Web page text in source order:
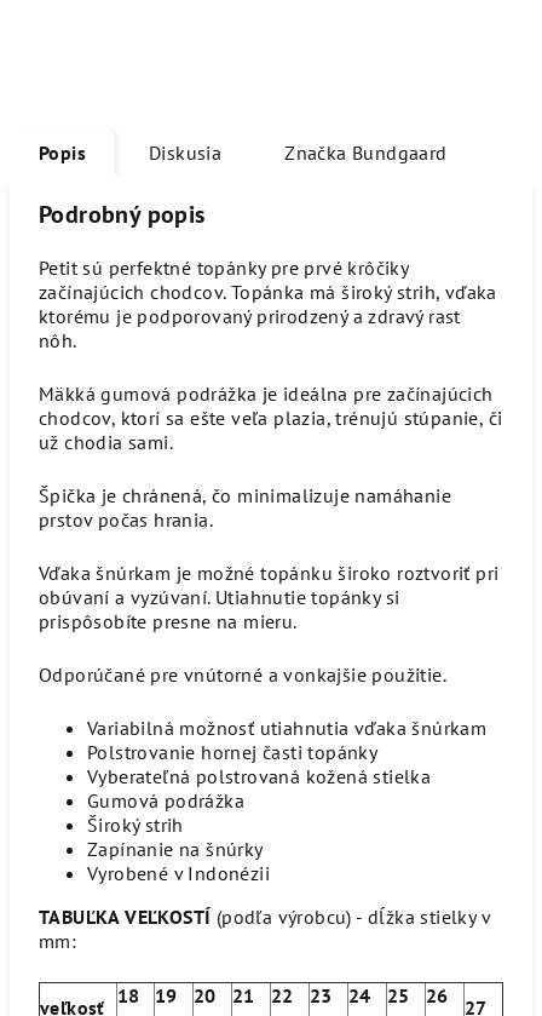
Popis Diskusia Značka Bundgaard
Podrobný popis
Petit sú perfektné topánky pre prvé krôčiky
začínajúcich chodcov. Topánka má široký strih, vďaka
ktorému je podporovaný prirodzený a zdravý rast
nôh.
Mäkká gumová podrážka je ideálna pre začínajúcich
chodcov, ktorí sa ešte veľa plazia, trénujú stúpanie, či
už chodia sami.
Špička je chránená, čo minimalizuje namáhanie
prstov počas hrania.
Vďaka šnúrkam je možné topánku široko roztvoriť pri
obúvaní a vyzúvaní. Utiahnutie topánky si
prispôsobíte presne na mieru.
Odporúčané pre vnútorné a vonkajšie použitie.
Variabilná možnosť utiahnutia vďaka šnúrkam
Polstrovanie hornej časti topánky
Vyberateľná polstrovaná kožená stielka
Gumová podrážka
Široký strih
Zapínanie na šnúrky
Vyrobené v Indonézii
TABUĽKA VEĽKOSTÍ (podľa výrobcu) - dĺžka stielky v
mm:
veľkosť 18 19 20 21 22 23 24 25 26 27